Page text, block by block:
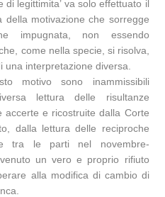
legittimita’ va solo effettuato il
della motivazione che sorregge
impugnata, non essendo
come nella specie, si risolva,
una interpretazione diversa.
motivo sono inammissibili
lettura delle risultanze
accerte e ricostruite dalla Corte
dalla lettura delle reciproche
tra le parti nel novembre-
un vero e proprio rifiuto
alla modifica di cambio di